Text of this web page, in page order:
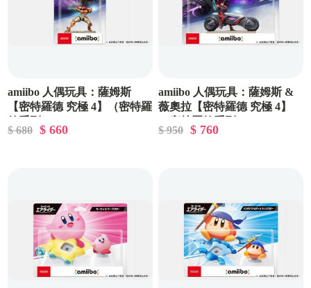
amiibo 人偶玩具：薩姆斯
【密特羅德 究極 4】（密特羅
$ 680 $ 660
amiibo 人偶玩具：薩姆斯 &
薇奧拉【密特羅德 究極 4】
$ 950 $ 760